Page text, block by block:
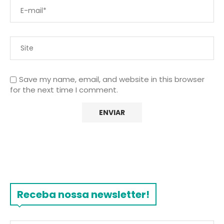
Save my name, email, and website in this browser
for the next time I comment.
Receba nossa newsletter!